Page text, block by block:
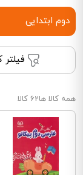
دوم ابتدایی
همه کالا ها62 کالا